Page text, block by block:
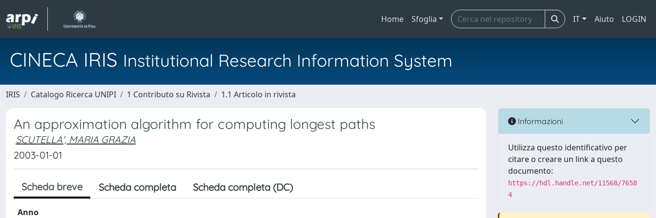
Home Sfoglia IT Aiuto LOGIN
CINECA IRIS Institutional Research Information System
IRIS Catalogo Ricerca UNIPI 1 Contributo su Rivista 1.1 Articolo in rivista
An approximation algorithm for computing longest paths
SCUTELLA', MARIA GRAZIA
2003-01-01
Scheda breve Scheda completa Scheda completa (DC)
Anno
Informazioni
Utilizza questo identificativo per
citare o creare un link a questo
documento:
https://hdl.handle.net/11568/7658
4